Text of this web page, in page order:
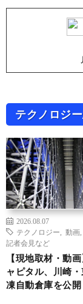
テクノロジ
2026.08.07
テクノロジー
動画
記者会見など
【現地取材・動
ャピタル、川崎
凍自動倉庫を公開